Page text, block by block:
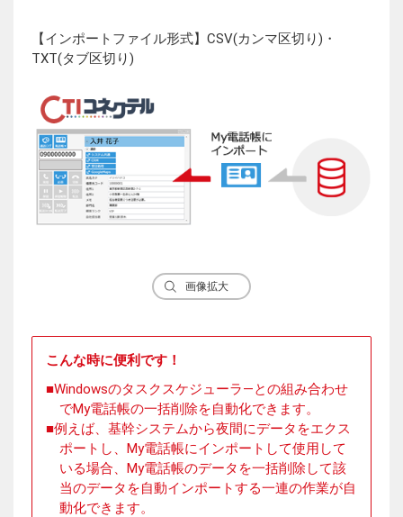
【インポートファイル形式】CSV(カンマ区切り)・
TXT(タブ区切り)
画像拡大
こんな時に便利です！
Windowsのタスクスケジューラ―との組み合わせ
でMy電話帳の一括削除を自動化できます。
例えば、基幹システムから夜間にデータをエクス
ポートし、My電話帳にインポートして使用して
いる場合、My電話帳のデータを一括削除して該
当のデータを自動インポートする一連の作業が自
動化できます。